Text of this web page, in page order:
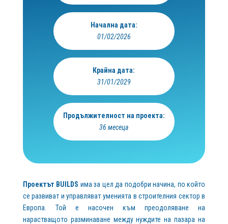
Начална дата:
01/02/2026
Крайна дата:
31/01/2029
Продължителност на проекта:
36 месеца
Проектът BUILDS има за цел да подобри начина, по който
се развиват и управляват уменията в строителния сектор в
Европа. Той е насочен към преодоляване на
нарастващото разминаване между нуждите на пазара на